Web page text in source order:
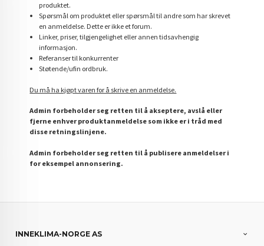
produktet.
Spørsmål om produktet eller spørsmål til andre som har skrevet
en anmeldelse. Dette er ikke et forum.
Linker, priser, tilgjengelighet eller annen tidsavhengig
informasjon.
Referanser til konkurrenter
Støtende/ufin ordbruk.
Du må ha kjøpt varen for å skrive en anmeldelse.
Admin forbeholder seg retten til å akseptere, avslå eller
fjerne enhver produktanmeldelse som ikke er i tråd med
disse retningslinjene.
Admin forbeholder seg retten til å publisere anmeldelser i
for eksempel annonsering.
INNEKLIMA-NORGE AS